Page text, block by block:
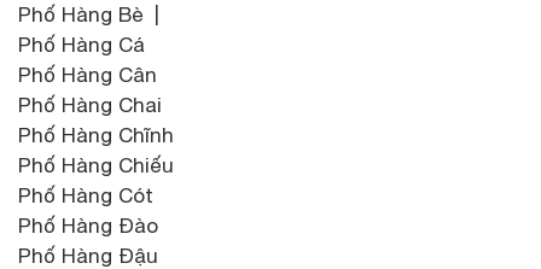
Phố Hàng Bè |
Phố Hàng Cá
Phố Hàng Cân
Phố Hàng Chai
Phố Hàng Chĩnh
Phố Hàng Chiếu
Phố Hàng Cót
Phố Hàng Đào
Phố Hàng Đậu